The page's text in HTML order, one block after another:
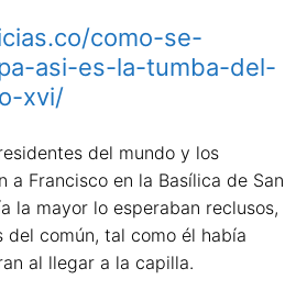
como-se-
asi-es-la-tumba-del-
xvi/
del mundo y los
a Francisco en la Basílica de San
la mayor lo esperaban reclusos,
del común, tal como él había
al llegar a la capilla.